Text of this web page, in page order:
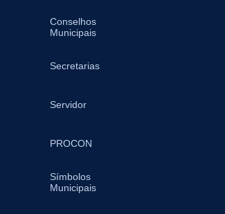
Conselhos
Municipais
Secretarias
Servidor
PROCON
Símbolos
Municipais